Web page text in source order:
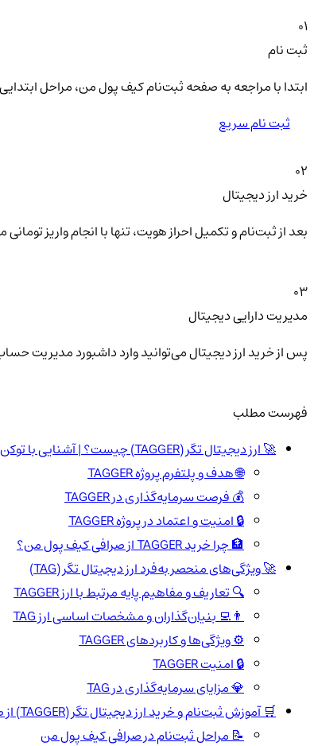
01
ثبت نام
ابتدا با مراجعه به صفحه ثبت‌نام کیف‌ پول من، مراحل
ثبت نام سریع
02
خرید ارز دیجیتال
بعد از ثبت‌نام و تکمیل احراز هویت، تنها با انجام واریز
03
مدیریت دارایی دیجیتال
پس از خرید ارز دیجیتال می‌توانید وارد داشبورد مدیریت
فهرست مطلب
🚀 ارز دیجیتال تگر (TAGGER) چیست؟ | آشنایی با توکن TAG
🌐 هدف و پلتفرم پروژه TAGGER
💰 فرصت سرمایه‌گذاری در TAGGER
🔒 امنیت و اعتماد در پروژه TAGGER
🏦 چرا خرید TAGGER از صرافی کیف پول من؟
🚀 ویژگی‌های منحصر به‌فرد ارز دیجیتال تگر (TAG)
🔍 تعاریف و مفاهیم پایه مرتبط با ارز TAGGER
👨‍💻 بنیان‌گذاران و مشخصات اساسی ارز TAG
⚙️ ویژگی‌ها و کاربردهای TAGGER
🔒 امنیت TAGGER
💎 مزایای سرمایه‌گذاری در TAG
🛒 آموزش ثبت‌نام و خرید ارز دیجیتال تگر (TAGGER) از صرافی کیف پول من
📝 مراحل ثبت‌نام در صرافی کیف پول من